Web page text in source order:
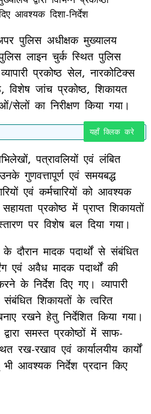
पुलिस अधीक्षक मुख्यालय
लाइन चुर्क स्थित पुलिस
प्रकोष्ठ सेल, नारकोटिक्स
विशेष जांच प्रकोष्ठ, शिकायत
सेलों का निरीक्षण किया गया।
यहाँ क्लिक करे
पत्रावलियों एवं लंबित
गुणवत्तापूर्ण एवं समयबद्ध
एवं कर्मचारियों को आवश्यक
प्रकोष्ठ में प्राप्त शिकायतों
पर विशेष बल दिया गया।
दौरान मादक पदार्थों से संबंधित
एवं अवैध मादक पदार्थों की
के निर्देश दिए गए। व्यापारी
शिकायतों के त्वरित
रखने हेतु निर्देशित किया गया।
समस्त प्रकोष्ठों में साफ-
रखाव एवं कार्यालयीय कार्यों
आवश्यक निर्देश प्रदान किए